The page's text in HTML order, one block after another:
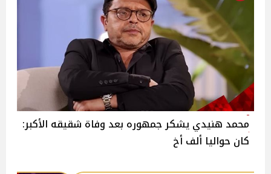
محمد هنيدي يشكر جمهوره بعد وفاة شقيقه الأكبر:
كان حواليا ألف أخ